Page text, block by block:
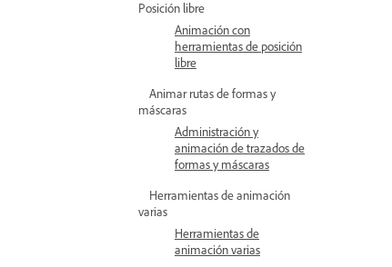
Posición libre
Animación con
herramientas de posición
libre
Animar rutas de formas y
máscaras
Administración y
animación de trazados de
formas y máscaras
Herramientas de animación
varias
Herramientas de
animación varias